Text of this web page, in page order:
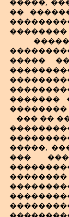
�����,
��
��������
�����
�������
��������
��� ��
�����,
���